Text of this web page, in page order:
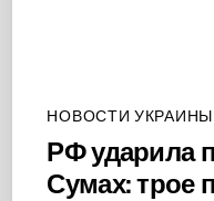
НОВОСТИ УКРАИНЫ
РФ ударила
Сумах: трое